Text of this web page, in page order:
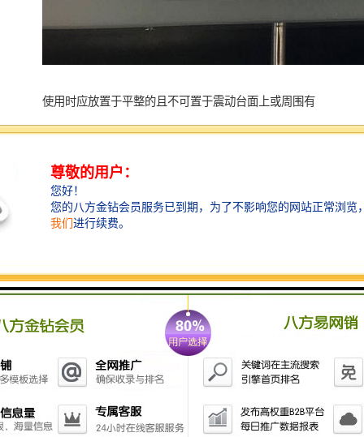
使用时应放置于平整的且不可置于震动台面上或周围有
强烈震动环境内
置于非平面会使水样在进入样品瓶时因产生倾斜可能会
流入其他未样品瓶或者直接流入壳体内，从而导致出现
样品瓶采样量不准确的现象发生，因此在使用采样器时
件松脱，震动也可能会引起采样量不准确甚至采样失败
等情况发生。